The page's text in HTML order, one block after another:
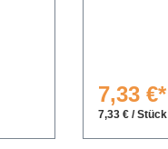
7,33 €*
7,33 € / Stück